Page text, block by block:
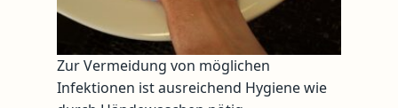
Zur Vermeidung von möglichen
Infektionen ist ausreichend Hygiene wie